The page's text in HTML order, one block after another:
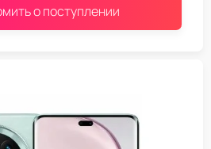
о поступлении